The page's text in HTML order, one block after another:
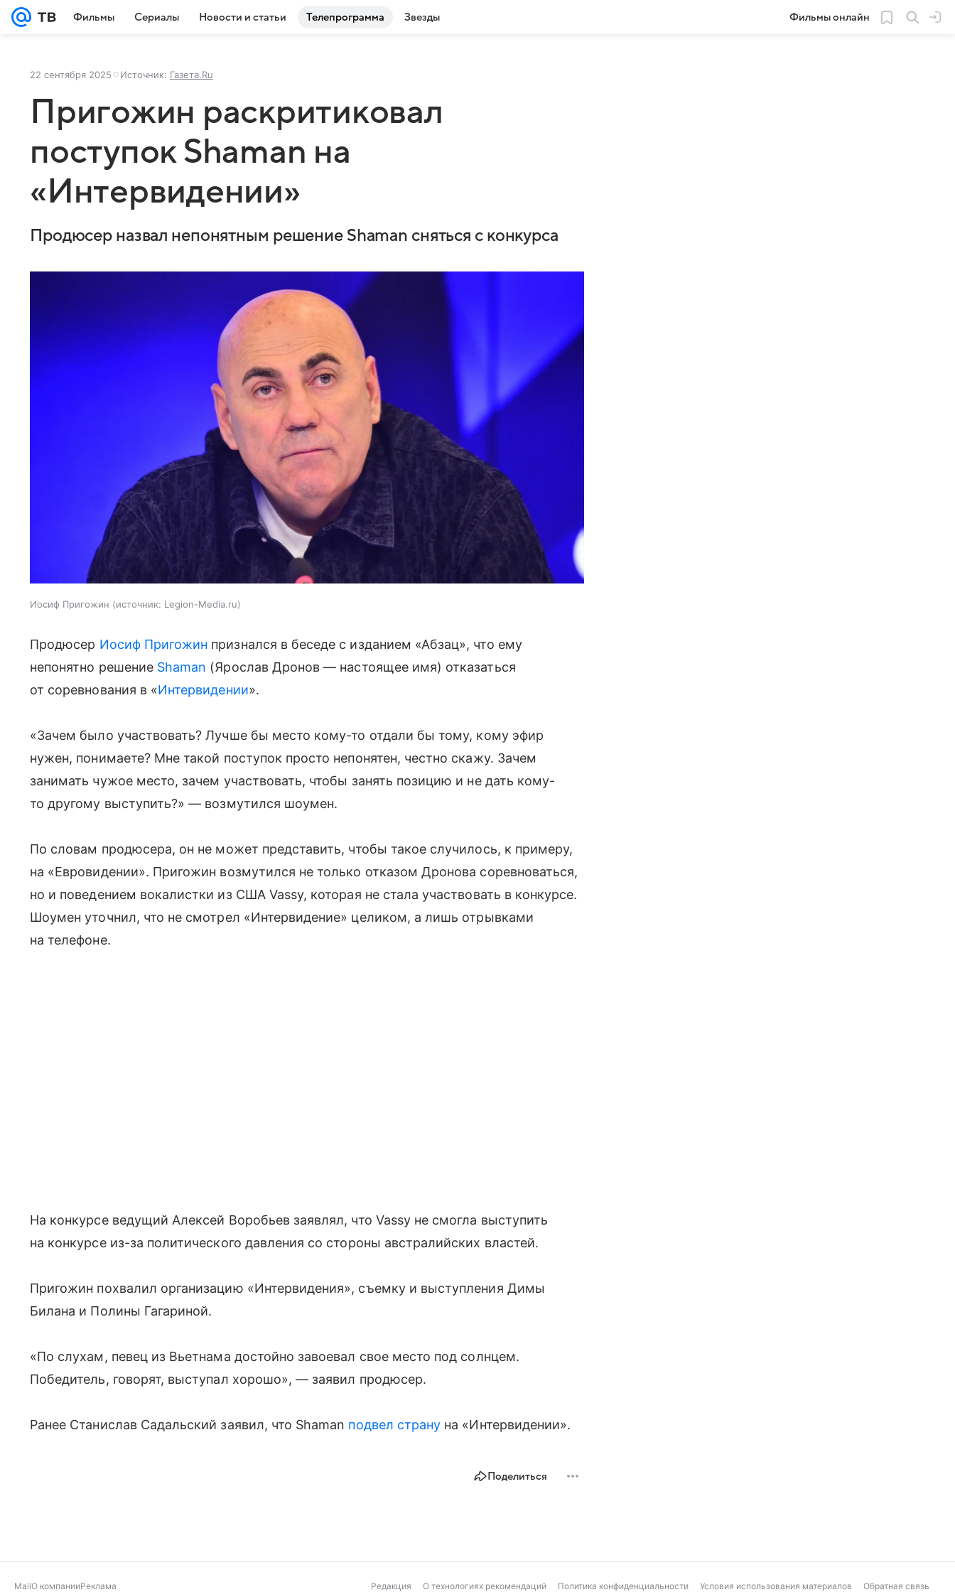
Фильмы Сериалы Новости и статьи Телепрограмма Звезды Фильмы онлайн
22 сентября 2025 Источник: Газета.Ru
Пригожин раскритиковал
поступок Shaman на
«Интервидении»
Продюсер назвал непонятным решение Shaman сняться с конкурса
Иосиф Пригожин источник: Legion-Media.ru
Продюсер Иосиф Пригожин признался в беседе с изданием «Абзац», что ему
непонятно решение Shaman (Ярослав Дронов — настоящее имя) отказаться
от соревнования в «Интервидении».
«Зачем было участвовать? Лучше бы место кому-то отдали бы тому, кому эфир
нужен, понимаете? Мне такой поступок просто непонятен, честно скажу. Зачем
занимать чужое место, зачем участвовать, чтобы занять позицию и не дать кому-
то другому выступить?» — возмутился шоумен.
По словам продюсера, он не может представить, чтобы такое случилось, к примеру,
на «Евровидении». Пригожин возмутился не только отказом Дронова соревноваться,
но и поведением вокалистки из США Vassy, которая не стала участвовать в конкурсе.
Шоумен уточнил, что не смотрел «Интервидение» целиком, а лишь отрывками
на телефоне.
На конкурсе ведущий Алексей Воробьев заявлял, что Vassy не смогла выступить
на конкурсе из-за политического давления со стороны австралийских властей.
Пригожин похвалил организацию «Интервидения», съемку и выступления Димы
Билана и Полины Гагариной.
«По слухам, певец из Вьетнама достойно завоевал свое место под солнцем.
Победитель, говорят, выступал хорошо», — заявил продюсер.
Ранее Станислав Садальский заявил, что Shaman подвел страну на «Интервидении».
Поделиться
MailО компанииРеклама Редакция О технологиях рекомендаций Политика конфиденциальности Условия использования материалов Обратная связь